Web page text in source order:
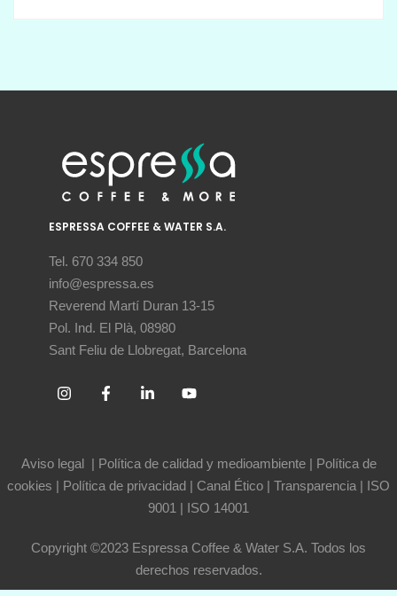
ESPRESSA COFFEE & WATER S.A.
Tel. 670 334 850
info@espressa.es
Reverend Martí Duran 13-15
Pol. Ind. El Plà, 08980
Sant Feliu de Llobregat, Barcelona
Aviso legal | Política de calidad y medioambiente| Política de
cookies | Política de privacidad | Canal Ético | Transparencia | ISO
9001 | ISO 14001
Copyright ©2023 Espressa Coffee & Water S.A. Todos los
derechos reservados.